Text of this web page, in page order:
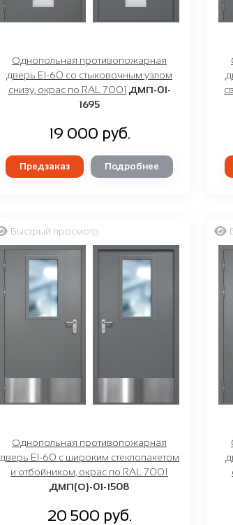
Однопольная противопожарная
дверь EI-60 со стыковочным узлом
снизу, окрас по RAL 7001 ДМП-01-
1695
19 000 руб.
Предзаказ Подробнее
Быстрый просмотр
Однопольная противопожарная
дверь EI-60 с широким стеклопакетом
и отбойником, окрас по RAL 7001
ДМП(О)-01-1508
20 500 руб.